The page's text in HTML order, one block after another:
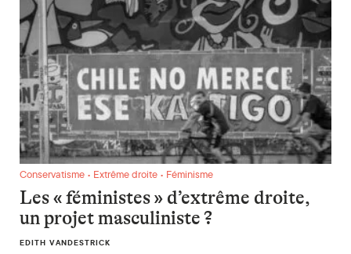
Les « féministes » d’extrême droite, un projet masculiniste ?
Conservatisme • Extrême droite • Féminisme
Les « féministes » d’extrême droite,
un projet masculiniste ?
EDITH VANDESTRICK